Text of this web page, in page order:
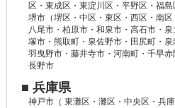
区・東成区・東淀川区・平野区・福
堺市（堺区・中区・東区・西区・南
八尾市・柏原市・和泉市・高石市・
塚市・熊取町・泉佐野市・田尻町・
羽曳野市・藤井寺市・河南町・千早
長野市
■ 兵庫県
神戸市（ 東灘区・灘区・中央区・兵